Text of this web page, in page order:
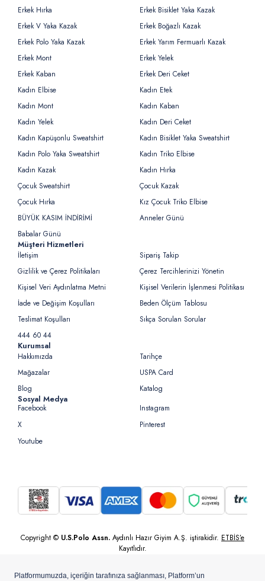
Erkek Hırka
Erkek Bisiklet Yaka Kazak
Erkek V Yaka Kazak
Erkek Boğazlı Kazak
Erkek Polo Yaka Kazak
Erkek Yarım Fermuarlı Kazak
Erkek Mont
Erkek Yelek
Erkek Kaban
Erkek Deri Ceket
Kadın Elbise
Kadın Etek
Kadın Mont
Kadın Kaban
Kadın Yelek
Kadın Deri Ceket
Kadın Kapüşonlu Sweatshirt
Kadın Bisiklet Yaka Sweatshirt
Kadın Polo Yaka Sweatshirt
Kadın Triko Elbise
Kadın Kazak
Kadın Hırka
Çocuk Sweatshirt
Çocuk Kazak
Çocuk Hırka
Kız Çocuk Triko Elbise
BÜYÜK KASIM İNDİRİMİ
Anneler Günü
Babalar Günü
Müşteri Hizmetleri
İletişim
Sipariş Takip
Gizlilik ve Çerez Politikaları
Çerez Tercihlerinizi Yönetin
Kişisel Veri Aydınlatma Metni
Kişisel Verilerin İşlenmesi Politikası
İade ve Değişim Koşulları
Beden Ölçüm Tablosu
Teslimat Koşulları
Sıkça Sorulan Sorular
444 60 44
Kurumsal
Hakkımızda
Tarihçe
Mağazalar
USPA Card
Blog
Katalog
Sosyal Medya
Facebook
Instagram
X
Pinterest
Youtube
Copyright © U.S.Polo Assn. Aydınlı Hazır Giyim A.Ş. iştirakidir. ETBİS’e
Kayıtlıdır.